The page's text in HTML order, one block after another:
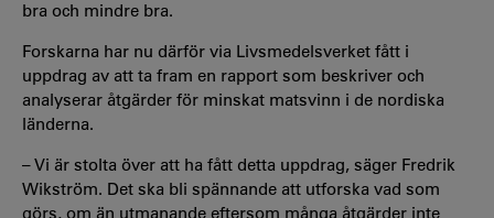
bra och mindre bra.
Forskarna har nu därför via Livsmedelsverket fått i
uppdrag av att ta fram en rapport som beskriver och
analyserar åtgärder för minskat matsvinn i de nordiska
länderna.
– Vi är stolta över att ha fått detta uppdrag, säger Fredrik
Wikström. Det ska bli spännande att utforska vad som
görs, om än utmanande eftersom många åtgärder inte